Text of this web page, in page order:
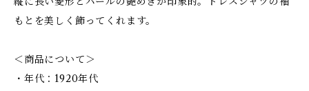
もとを美しく飾ってくれます。
＜商品について＞
・年代：1920年代